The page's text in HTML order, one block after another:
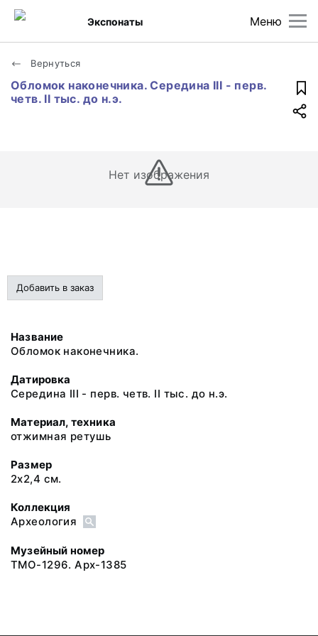
Меню
Экспонаты
Вернуться
Обломок наконечника. Середина III - перв.
четв. II тыс. до н.э.
Нет изображения
Добавить в заказ
Название
Обломок наконечника.
Датировка
Середина III - перв. четв. II тыс. до н.э.
Материал, техника
отжимная ретушь
Размер
2х2,4 см.
Коллекция
Археология
Музейный номер
ТМО-1296. Арх-1385